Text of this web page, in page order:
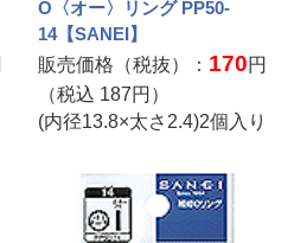
O〈オー〉リング PP50-
14【SANEI】
販売価格（税抜）： 170円
（税込 187円）
(内径13.8×太さ2.4)2個入り